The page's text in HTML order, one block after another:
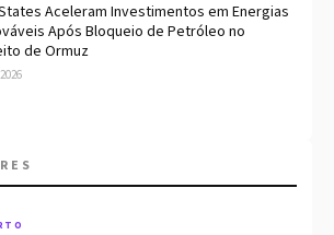
Aceleram Investimentos em Energias
Após Bloqueio de Petróleo no
de Ormuz